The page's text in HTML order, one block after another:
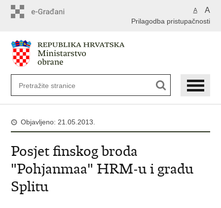
A A
Prilagodba pristupačnosti
Objavljeno: 21.05.2013.
Posjet finskog broda
"Pohjanmaa" HRM-u i gradu
Splitu